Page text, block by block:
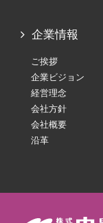
企業情報
ご挨拶
企業ビジョン
経営理念
会社方針
会社概要
沿革